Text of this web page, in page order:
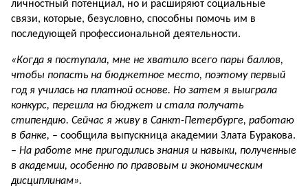
личностный потенциал, но и расширяют социальные
связи, которые, безусловно, способны помочь им в
последующей профессиональной деятельности.
«Когда я поступала, мне не хватило всего пары баллов,
чтобы попасть на бюджетное место, поэтому первый
год я училась на платной основе. Но затем я выиграла
конкурс, перешла на бюджет и стала получать
стипендию. Сейчас я живу в Санкт-Петербурге, работаю
в банке, – сообщила выпускница академии Злата Буракова.
– На работе мне пригодились знания и навыки, полученные
в академии, особенно по правовым и экономическим
дисциплинам».